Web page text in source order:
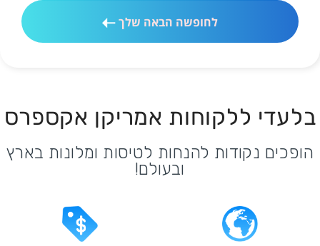
לחופשה הבאה שלך
בלעדי ללקוחות אמריקן אקספרס
הופכים נקודות להנחות לטיסות ומלונות בארץ
ובעולם!